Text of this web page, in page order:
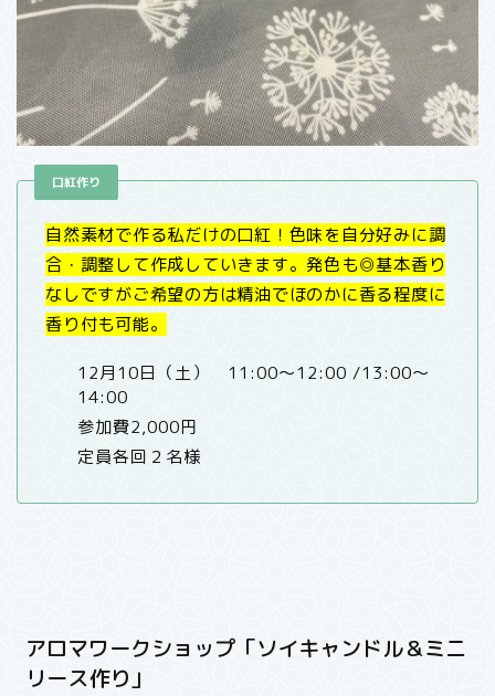
口紅作り
自然素材で作る私だけの口紅！色味を自分好みに調
合・調整して作成していきます。発色も◎基本香り
なしですがご希望の方は精油でほのかに香る程度に
香り付も可能。
12月10日（土） 11:00〜12:00 /13:00〜
14:00
参加費2,000円
定員各回２名様
アロマワークショップ「ソイキャンドル＆ミニ
リース作り」